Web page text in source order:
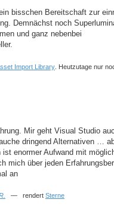
bisschen Bereitschaft zur
Demnächst noch
und ganz nebenbei
Import Library . Heutzutage nur
Mir geht Visual Studio
dringend Alternativen …
enormer Aufwand mit
mich über jeden
an
— rendert Sterne